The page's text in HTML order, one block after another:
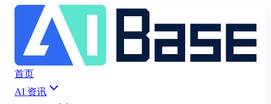
首页
AI 资讯